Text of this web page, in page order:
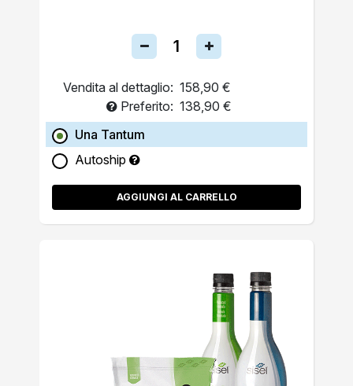
Vendita al dettaglio: 158,90 €
Preferito: 138,90 €
Una Tantum
Autoship
AGGIUNGI AL CARRELLO